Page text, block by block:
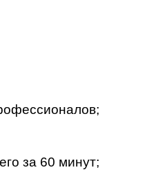
зa 60 минут;